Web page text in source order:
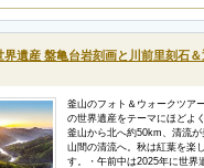
界遺産 盤亀台岩刻画と川前里刻石
釜山のフォト＆ウォークツア
の世界遺産をテーマにほどよ
釜山から北へ約50km、清流
山間の清流へ。秋は紅葉を楽
す。・午前中は2025年に世界